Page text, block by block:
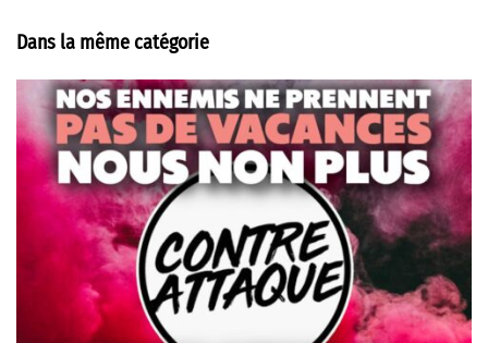
Dans la même catégorie